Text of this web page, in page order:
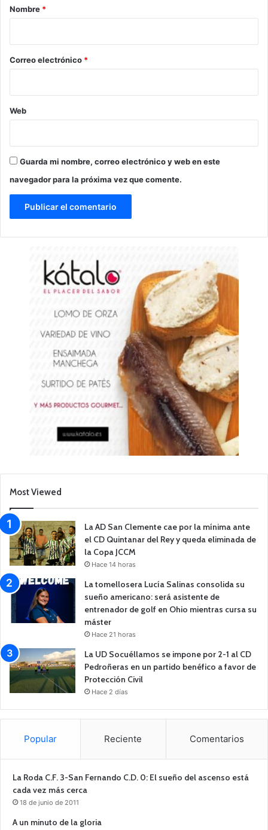
r
*
Nombre *
Correo electrónico *
Web
Guarda mi nombre, correo electrónico y web en este
navegador para la próxima vez que comente.
Most Viewed
La AD San Clemente cae por la mínima ante
el CD Quintanar del Rey y queda eliminada de
la Copa JCCM
Hace 14 horas
La tomellosera Lucía Salinas consolida su
sueño americano: será asistente de
entrenador de golf en Ohio mientras cursa su
máster
Hace 21 horas
La UD Socuéllamos se impone por 2-1 al CD
Pedroñeras en un partido benéfico a favor de
Protección Civil
Hace 2 días
Popular Reciente Comentarios
La Roda C.F. 3-San Fernando C.D. 0: El sueño del ascenso está
cada vez más cerca
18 de junio de 2011
A un minuto de la gloria